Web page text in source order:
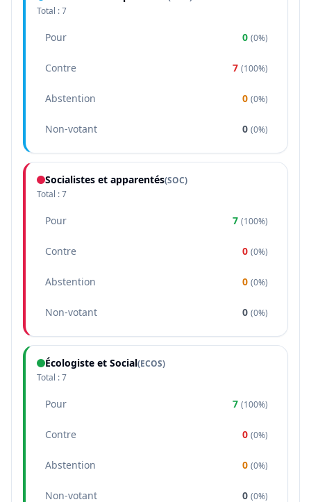
Total :7
Pour 0 (0%)
Contre 7 (100%)
Abstention 0 (0%)
Non-votant 0 (0%)
Socialistes et apparentés(SOC)
Total :7
Pour 7 (100%)
Contre 0 (0%)
Abstention 0 (0%)
Non-votant 0 (0%)
Écologiste et Social(ECOS)
Total :7
Pour 7 (100%)
Contre 0 (0%)
Abstention 0 (0%)
Non-votant 0 (0%)